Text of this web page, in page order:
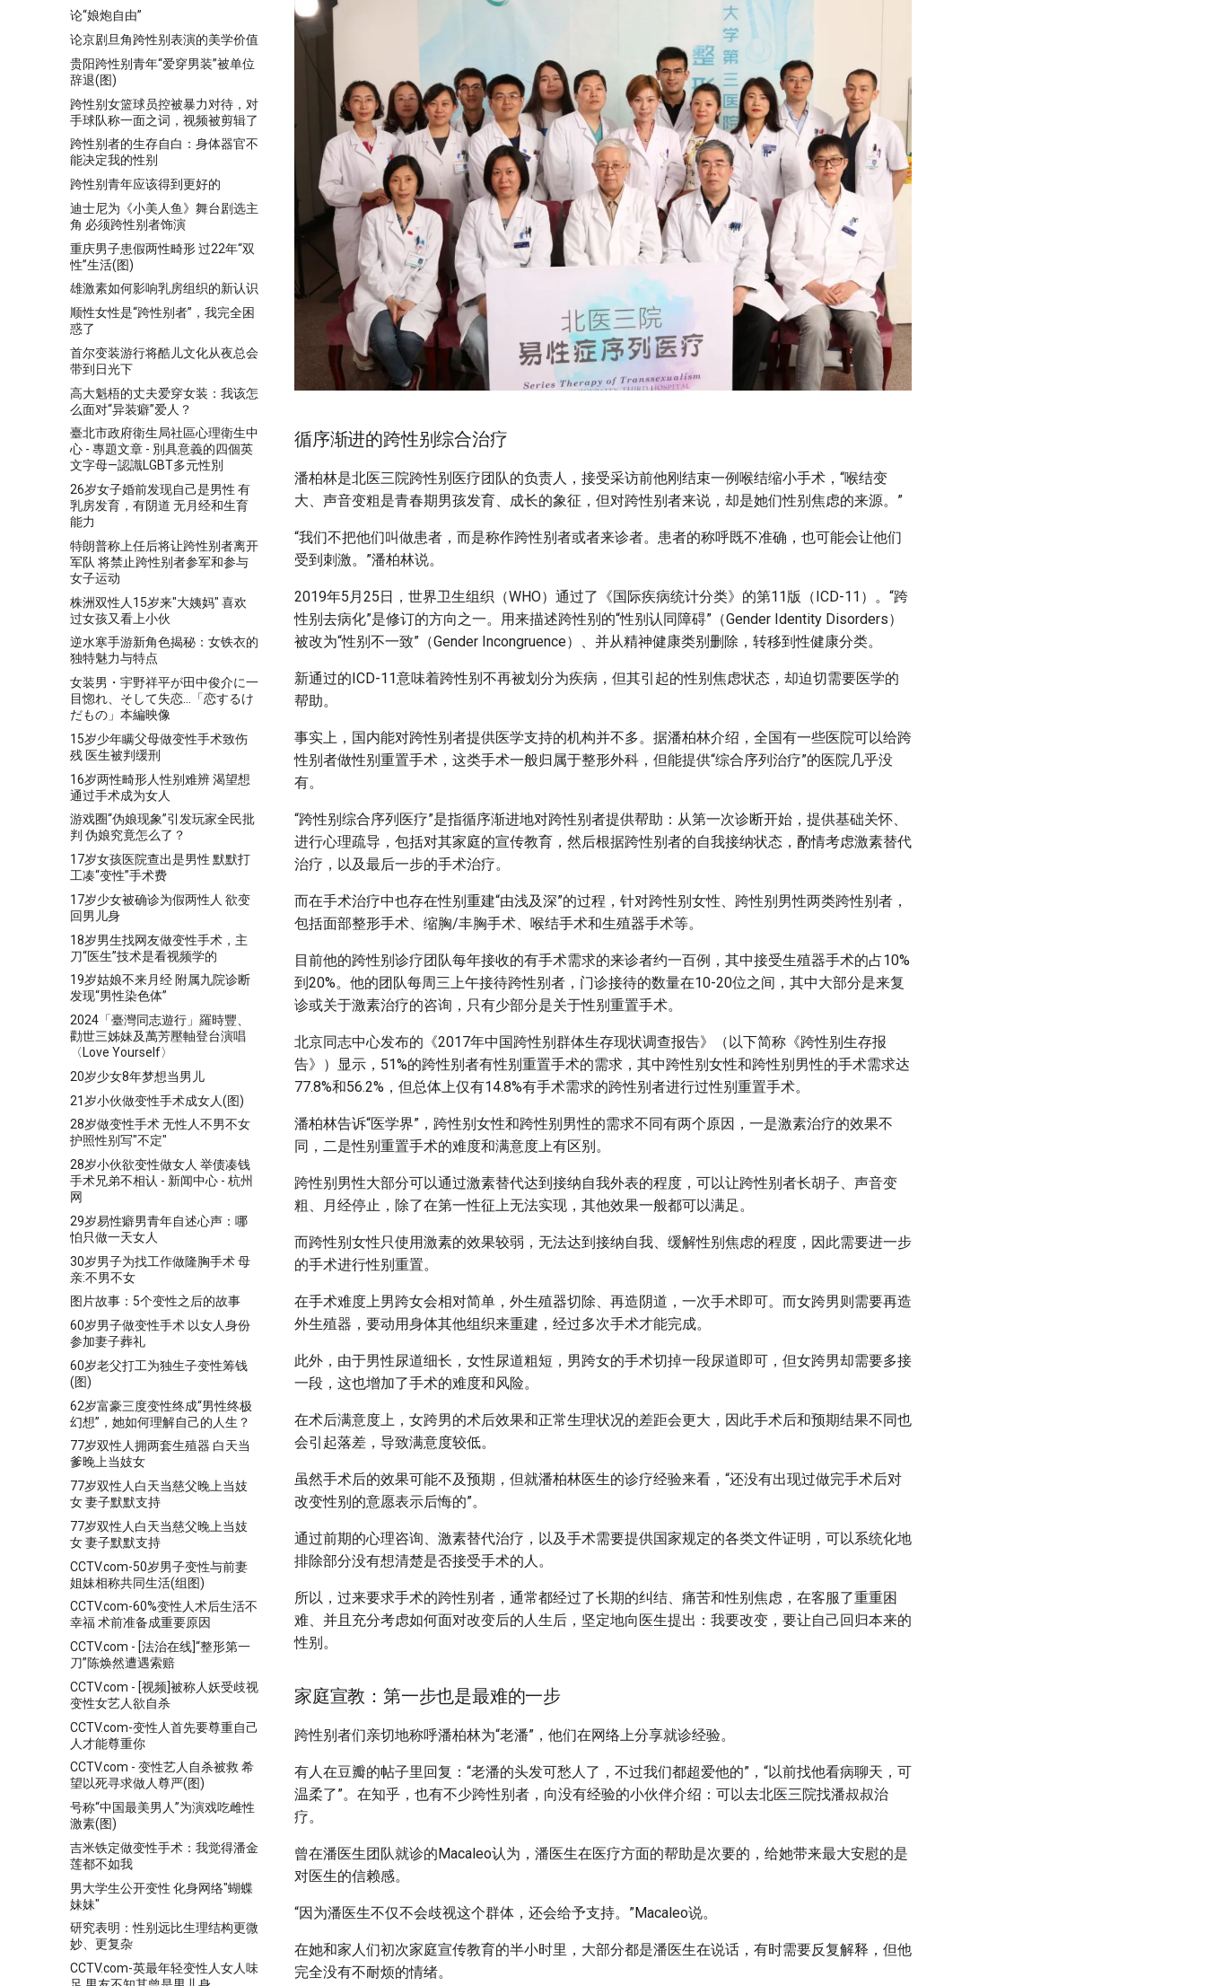
论“娘炮自由”
论京剧旦角跨性别表演的美学价值
贵阳跨性别青年“爱穿男装”被单位
辞退(图)
跨性别女篮球员控被暴力对待，对
手球队称一面之词，视频被剪辑了
跨性别者的生存自白：身体器官不
能决定我的性别
跨性别青年应该得到更好的
迪士尼为《小美人鱼》舞台剧选主
角 必须跨性别者饰演
重庆男子患假两性畸形 过22年“双
性”生活(图)
雄激素如何影响乳房组织的新认识
顺性女性是“跨性别者”，我完全困
惑了
首尔变装游行将酷儿文化从夜总会
带到日光下
高大魁梧的丈夫爱穿女装：我该怎
么面对“异装癖”爱人？
臺北市政府衛生局社區心理衛生中
心 - 專題文章 - 別具意義的四個英
文字母—認識LGBT多元性別
26岁女子婚前发现自己是男性 有
乳房发育，有阴道 无月经和生育
能力
特朗普称上任后将让跨性别者离开
军队 将禁止跨性别者参军和参与
女子运动
株洲双性人15岁来"大姨妈" 喜欢
过女孩又看上小伙
逆水寒手游新角色揭秘：女铁衣的
独特魅力与特点
女装男・宇野祥平が田中俊介に一
目惚れ、そして失恋…「恋するけ
だもの」本編映像
15岁少年瞒父母做变性手术致伤
残 医生被判缓刑
16岁两性畸形人性别难辨 渴望想
通过手术成为女人
游戏圈“伪娘现象”引发玩家全民批
判 伪娘究竟怎么了？
17岁女孩医院查出是男性 默默打
工凑“变性”手术费
17岁少女被确诊为假两性人 欲变
回男儿身
18岁男生找网友做变性手术，主
刀“医生”技术是看视频学的
19岁姑娘不来月经 附属九院诊断
发现“男性染色体”
2024「臺灣同志遊行」羅時豐、
勸世三姊妹及萬芳壓軸登台演唱
〈Love Yourself〉
20岁少女8年梦想当男儿
21岁小伙做变性手术成女人(图)
28岁做变性手术 无性人不男不女
护照性别写"不定"
28岁小伙欲变性做女人 举债凑钱
手术兄弟不相认 - 新闻中心 - 杭州
网
29岁易性癖男青年自述心声：哪
怕只做一天女人
30岁男子为找工作做隆胸手术 母
亲:不男不女
图片故事：5个变性之后的故事
60岁男子做变性手术 以女人身份
参加妻子葬礼
60岁老父打工为独生子变性筹钱
(图)
62岁富豪三度变性终成“男性终极
幻想”，她如何理解自己的人生？
77岁双性人拥两套生殖器 白天当
爹晚上当妓女
77岁双性人白天当慈父晚上当妓
女 妻子默默支持
77岁双性人白天当慈父晚上当妓
女 妻子默默支持
CCTV.com-50岁男子变性与前妻
姐妹相称共同生活(组图)
CCTV.com-60%变性人术后生活不
幸福 术前准备成重要原因
CCTV.com - [法治在线]“整形第一
刀”陈焕然遭遇索赔
CCTV.com - [视频]被称人妖受歧视
变性女艺人欲自杀
CCTV.com-变性人首先要尊重自己
人才能尊重你
CCTV.com - 变性艺人自杀被救 希
望以死寻求做人尊严(图)
号称“中国最美男人”为演戏吃雌性
激素(图)
吉米铁定做变性手术：我觉得潘金
莲都不如我
男大学生公开变性 化身网络"蝴蝶
妹妹"
研究表明：性别远比生理结构更微
妙、更复杂
CCTV.com-英最年轻变性人女人味
循序渐进的跨性别综合治疗
潘柏林是北医三院跨性别医疗团队的负责人，接受采访前他刚结束一例喉结缩小手术，“喉结变
大、声音变粗是青春期男孩发育、成长的象征，但对跨性别者来说，却是她们性别焦虑的来源。”
“我们不把他们叫做患者，而是称作跨性别者或者来诊者。患者的称呼既不准确，也可能会让他们
受到刺激。”潘柏林说。
2019年5月25日，世界卫生组织（WHO）通过了《国际疾病统计分类》的第11版（ICD-11）。“跨
性别去病化”是修订的方向之一。用来描述跨性别的“性别认同障碍”（Gender Identity Disorders）
被改为“性别不一致”（Gender Incongruence）、并从精神健康类别删除，转移到性健康分类。
新通过的ICD-11意味着跨性别不再被划分为疾病，但其引起的性别焦虑状态，却迫切需要医学的
帮助。
事实上，国内能对跨性别者提供医学支持的机构并不多。据潘柏林介绍，全国有一些医院可以给跨
性别者做性别重置手术，这类手术一般归属于整形外科，但能提供“综合序列治疗”的医院几乎没
有。
“跨性别综合序列医疗”是指循序渐进地对跨性别者提供帮助：从第一次诊断开始，提供基础关怀、
进行心理疏导，包括对其家庭的宣传教育，然后根据跨性别者的自我接纳状态，酌情考虑激素替代
治疗，以及最后一步的手术治疗。
而在手术治疗中也存在性别重建“由浅及深”的过程，针对跨性别女性、跨性别男性两类跨性别者，
包括面部整形手术、缩胸/丰胸手术、喉结手术和生殖器手术等。
目前他的跨性别诊疗团队每年接收的有手术需求的来诊者约一百例，其中接受生殖器手术的占10%
到20%。他的团队每周三上午接待跨性别者，门诊接待的数量在10-20位之间，其中大部分是来复
诊或关于激素治疗的咨询，只有少部分是关于性别重置手术。
北京同志中心发布的《2017年中国跨性别群体生存现状调查报告》（以下简称《跨性别生存报
告》）显示，51%的跨性别者有性别重置手术的需求，其中跨性别女性和跨性别男性的手术需求达
77.8%和56.2%，但总体上仅有14.8%有手术需求的跨性别者进行过性别重置手术。
潘柏林告诉“医学界”，跨性别女性和跨性别男性的需求不同有两个原因，一是激素治疗的效果不
同，二是性别重置手术的难度和满意度上有区别。
跨性别男性大部分可以通过激素替代达到接纳自我外表的程度，可以让跨性别者长胡子、声音变
粗、月经停止，除了在第一性征上无法实现，其他效果一般都可以满足。
而跨性别女性只使用激素的效果较弱，无法达到接纳自我、缓解性别焦虑的程度，因此需要进一步
的手术进行性别重置。
在手术难度上男跨女会相对简单，外生殖器切除、再造阴道，一次手术即可。而女跨男则需要再造
外生殖器，要动用身体其他组织来重建，经过多次手术才能完成。
此外，由于男性尿道细长，女性尿道粗短，男跨女的手术切掉一段尿道即可，但女跨男却需要多接
一段，这也增加了手术的难度和风险。
在术后满意度上，女跨男的术后效果和正常生理状况的差距会更大，因此手术后和预期结果不同也
会引起落差，导致满意度较低。
虽然手术后的效果可能不及预期，但就潘柏林医生的诊疗经验来看，“还没有出现过做完手术后对
改变性别的意愿表示后悔的”。
通过前期的心理咨询、激素替代治疗，以及手术需要提供国家规定的各类文件证明，可以系统化地
排除部分没有想清楚是否接受手术的人。
所以，过来要求手术的跨性别者，通常都经过了长期的纠结、痛苦和性别焦虑，在客服了重重困
难、并且充分考虑如何面对改变后的人生后，坚定地向医生提出：我要改变，要让自己回归本来的
性别。
家庭宣教：第一步也是最难的一步
跨性别者们亲切地称呼潘柏林为“老潘”，他们在网络上分享就诊经验。
有人在豆瓣的帖子里回复：“老潘的头发可愁人了，不过我们都超爱他的”，“以前找他看病聊天，可
温柔了”。在知乎，也有不少跨性别者，向没有经验的小伙伴介绍：可以去北医三院找潘叔叔治
疗。
曾在潘医生团队就诊的Macaleo认为，潘医生在医疗方面的帮助是次要的，给她带来最大安慰的是
对医生的信赖感。
“因为潘医生不仅不会歧视这个群体，还会给予支持。”Macaleo说。
在她和家人们初次家庭宣传教育的半小时里，大部分都是潘医生在说话，有时需要反复解释，但他
完全没有不耐烦的情绪。